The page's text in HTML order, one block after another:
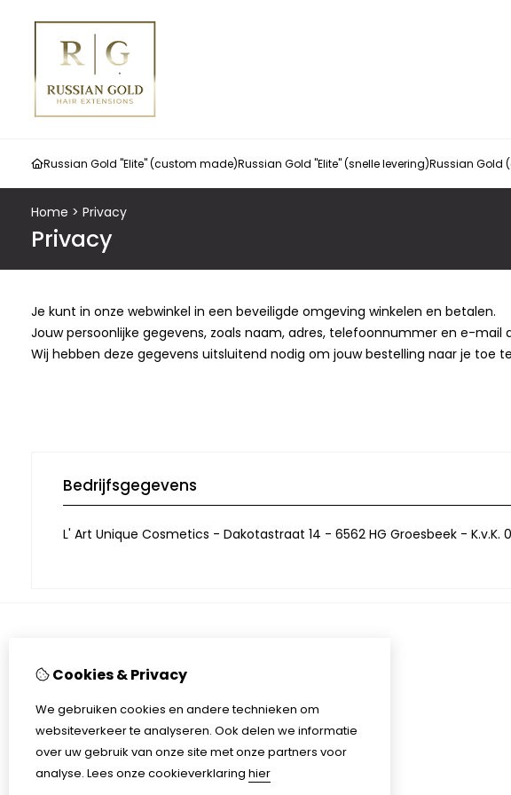
Russian Gold "Elite" (custom made)Russian Gold "Elite" (snelle levering)Russian Gold
Home > Privacy
Privacy
Je kunt in onze webwinkel in een beveiligde omgeving winkelen en betalen.
Jouw persoonlijke gegevens, zoals naam, adres, telefoonnummer en e-
Wij hebben deze gegevens uitsluitend nodig om jouw bestelling naar je
Bedrijfsgegevens
L' Art Unique Cosmetics - Dakotastraat 14 - 6562 HG Groesbeek - K.v.K.
Contactgegevens
Algemene voorwaarden
Privacy
Cookies & Privacy
We gebruiken cookies en andere technieken om
websiteverkeer te analyseren. Ook delen we informatie
over uw gebruik van onze site met onze partners voor
analyse. Lees onze cookieverklaring hier